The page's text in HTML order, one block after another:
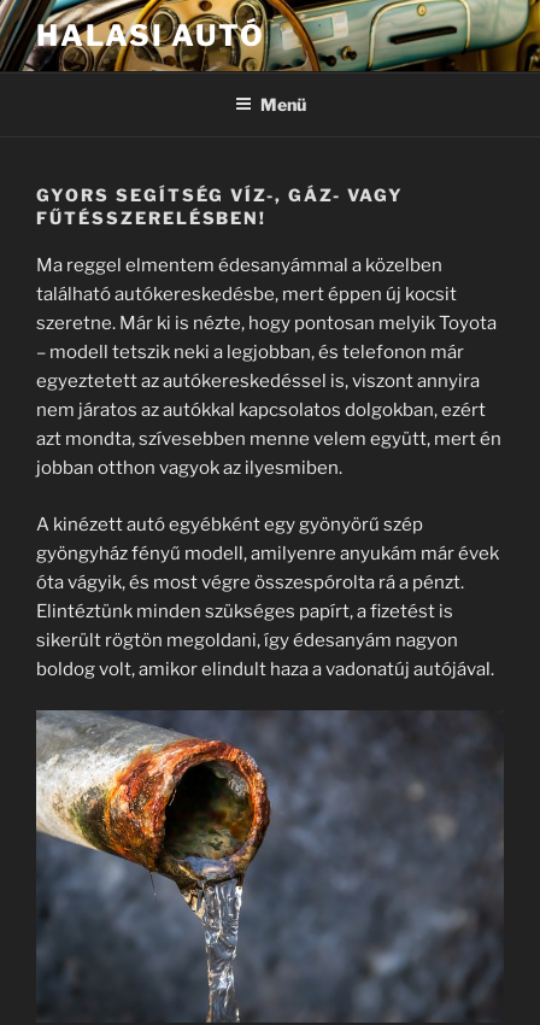
Tartalomhoz
HALASI AUTÓ
Menü
GYORS SEGÍTSÉG VÍZ-, GÁZ- VAGY
FŰTÉSSZERELÉSBEN!
Ma reggel elmentem édesanyámmal a közelben
található autókereskedésbe, mert éppen új kocsit
szeretne. Már ki is nézte, hogy pontosan melyik Toyota
– modell tetszik neki a legjobban, és telefonon már
egyeztetett az autókereskedéssel is, viszont annyira
nem járatos az autókkal kapcsolatos dolgokban, ezért
azt mondta, szívesebben menne velem együtt, mert én
jobban otthon vagyok az ilyesmiben.
A kinézett autó egyébként egy gyönyörű szép
gyöngyház fényű modell, amilyenre anyukám már évek
óta vágyik, és most végre összespórolta rá a pénzt.
Elintéztünk minden szükséges papírt, a fizetést is
sikerült rögtön megoldani, így édesanyám nagyon
boldog volt, amikor elindult haza a vadonatúj autójával.